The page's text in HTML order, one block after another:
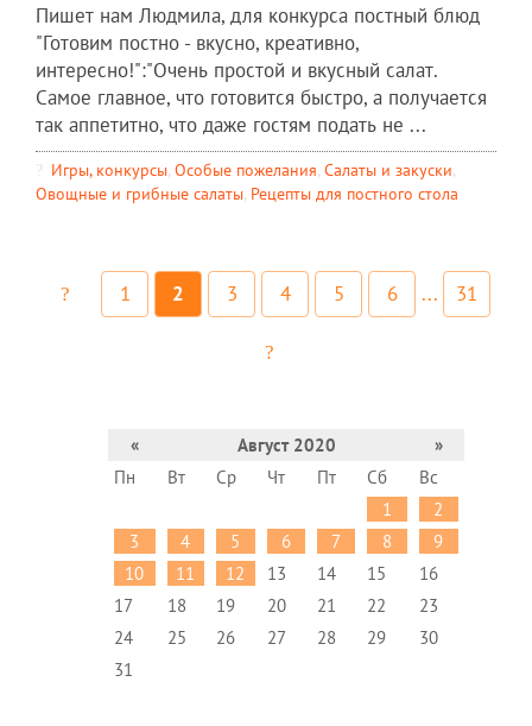
Пишет нам Людмила, для конкурса постный блюд
"Готовим постно - вкусно, креативно,
интересно!":"Очень простой и вкусный салат.
Самое главное, что готовится быстро, а получается
так аппетитно, что даже гостям подать не ...
Игры, конкурсы, Особые пожелания, Салаты и закуски,
Овощные и грибные салаты, Рецепты для постного стола
1 2 3 4 5 6 ... 31
« Август 2020
»
Пн
Вт Ср Чт Пт Сб
Вс
1
2
3
4 5 6 7 8
9
10
11 12 13 14 15
16
17
18 19 20 21 22
23
24
25 26 27 28 29
30
31